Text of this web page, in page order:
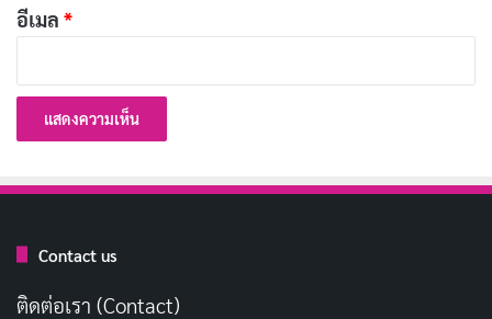
ความสําคัญ วันสิ่งแวดล้อมไทย
ห่วงทรัพยากรธรรมชาติที่เคยมีอยู่ลดลงอย่างรวดเร็ว น่า
ใจหาย อาทิเช่น พื้นที่ป่าไม้ที่เคยมีอยู่ราว 171 ล้านไร่ หรือ
562 ชนิดถูกคุกคาม จนใกล้สูญพันธุ์ ปริมาณน้ำต่อหัวของ
ทรัพยากรดินมีอยู่ 321 ล้านไร่ เป็นพื้นที่ที่ไม่เหมาะสมต่อ
อีเมล *
Contact us
ติดต่อเรา (Contact)